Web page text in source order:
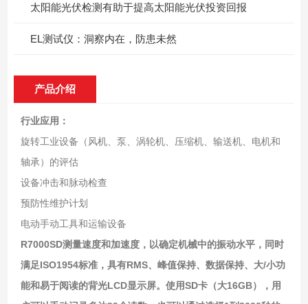
太阳能光伏检测有助于提高太阳能光伏投资回报
EL测试仪：洞察内在，防患未然
产品介绍
行业应用：
旋转工业设备（风机、泵、涡轮机、压缩机、输送机、电机和
轴承）的评估
设备冲击和脉动检查
预防性维护计划
电动手动工具和运输设备
R7000SD测量速度和加速度，以确定机械中的振动水平，同时
满足ISO1954标准，具有RMS、峰值保持、数据保持、大/小功
能和易于阅读的背光LCD显示屏。使用SD卡（大16GB），用